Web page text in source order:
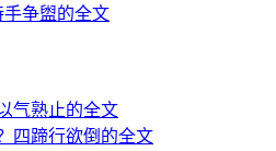
争盥的全文
气熟止的全文
四蹄行欲倒的全文